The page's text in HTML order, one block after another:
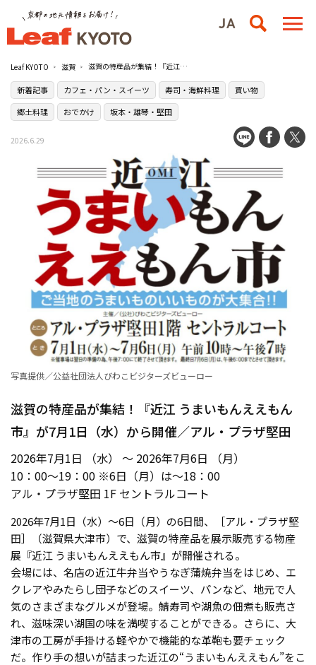
Leaf KYOTO 滋賀 滋賀の特産品が集結！『近江 うまいもんええもん市』が7月1日（水）から開催／アル・プラザ堅田
新着記事 カフェ・パン・スイーツ 寿司・海鮮料理
買い物
郷土料理
おでかけ 坂本・雄琴・堅田
2026.6.29
写真提供／公益社団法人びわこビジターズビューロー
滋賀の特産品が集結！『近江 うまいもんええもん
市』が7月1日（水）から開催／アル・プラザ堅田
2026年7月1日 （水） ～ 2026年7月6日 （月）
10：00〜19：00 ※6日（月）は〜18：00
アル・プラザ堅田 1F セントラルコート
2026年7月1日（水）〜6日（月）の6日間、［アル・プラザ堅
田］（滋賀県大津市）で、滋賀の特産品を展示販売する物産
展『近江 うまいもんええもん市』が開催される。
会場には、名店の近江牛弁当やうなぎ蒲焼弁当をはじめ、エ
クレアやみたらし団子などのスイーツ、パンなど、地元で人
気のさまざまなグルメが登場。鯖寿司や湖魚の佃煮も販売さ
れ、滋味深い湖国の味を満喫することができる。さらに、大
津市の工房が手掛ける軽やかで機能的な革鞄も要チェック
だ。作り手の想いが詰まった近江の“うまいもんええもん”をこ